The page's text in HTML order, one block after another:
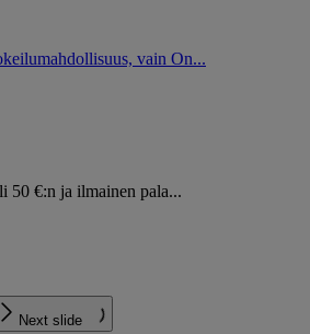
vain On...
50 €:n ja ilmainen pala...
Next slide